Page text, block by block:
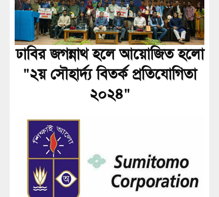
ঢাবির জগন্নাথ হলে আয়োজিত হলো
"২য় সৌহার্দ্য বিতর্ক প্রতিযোগিতা
২০২৪"